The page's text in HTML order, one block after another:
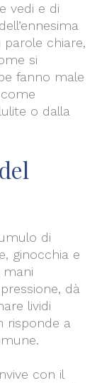
vedi e di
chiare,
si
fanno male
o dalla
di
ginocchia e
mani
dà
lividi
risponde a
con il